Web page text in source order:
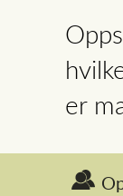
er